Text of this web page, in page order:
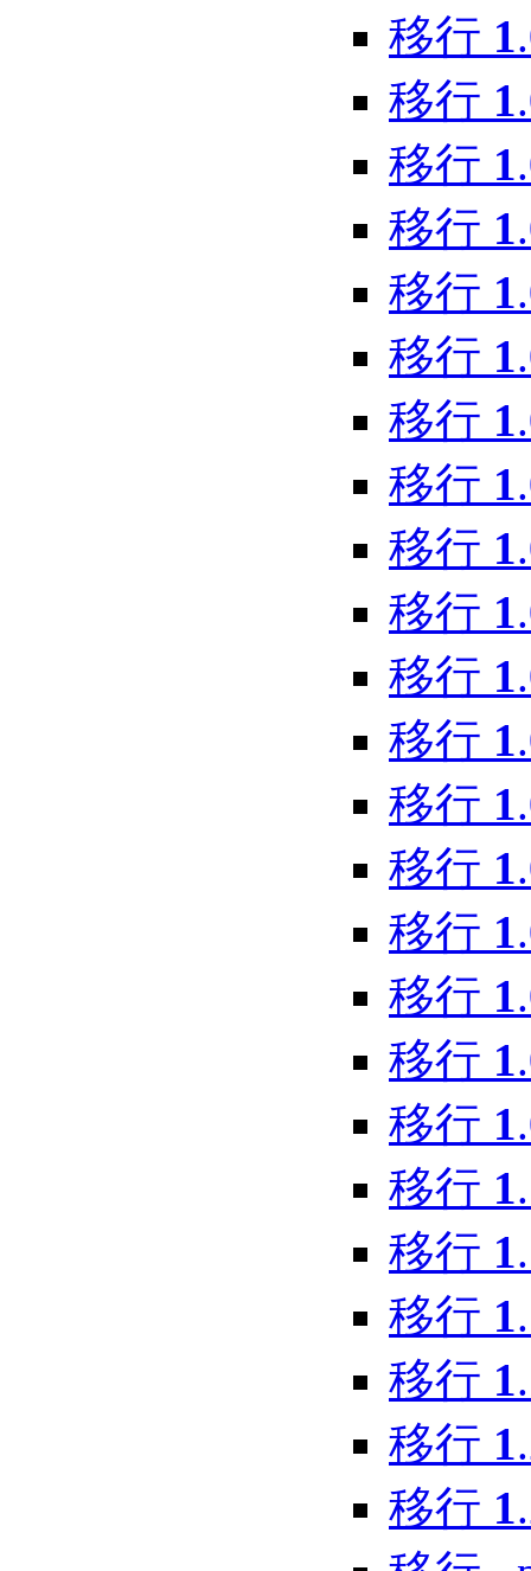
移行 1
移行 1
移行 1
移行 1
移行 1
移行 1
移行 1
移行 1
移行 1
移行 1
移行 1
移行 1
移行 1
移行 1
移行 1
移行 1
移行 1
移行 1
移行 1.
移行 1.
移行 1.
移行 1.
移行 1
移行 1